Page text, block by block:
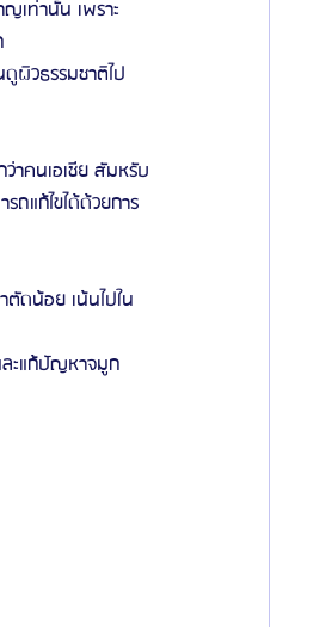
เท่านั้น เพราะ
ผิวธรรมชาติไป
คนเอเชีย สัมหรับ
แก้ไขได้ด้วยการ
ตัดน้อย เน้นไปใน
ละแก้ปัญหาจมูก